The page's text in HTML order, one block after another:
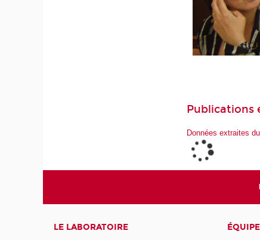
Publications
Données extraites
LE LABORATOIRE